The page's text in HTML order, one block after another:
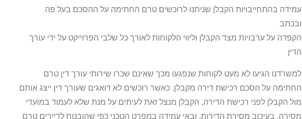
עמידה בהתחייבויות הקבלן שניתנו לרוכשים טרם החתימה על ההסכם בעל פה
ובכתב
הקפדה על ערבויות מצד הקבלן וליווי הלקוחות לאורך כל שלבי הפרוייקט על ידי עורך
הדין
למשרדנו הגיעו לא מעט לקוחות שנפגעו מכך שאינם שכרו שירותי עורך דין טרם
החתימה על הסכם רכישת דירה מקבלן. כאשר רוכשים לא דואגים שעורך דין ייצג אותם
מול הקבלן לפני רכישת הדירה, הקבלן מנצל זאת לעיתים על מנת שלא לעמוד במועדי
מסירה, בעיכוב מסירת הדירות, ובאי עמידה במפרט הטכני כפי שהובטח לדיירים טרם